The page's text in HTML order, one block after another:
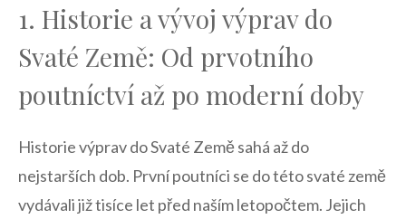
1. Historie a vývoj výprav⁣ do
Svaté Země: Od prvotního
poutníctví až po moderní doby
Historie výprav do Svaté Země sahá až do
nejstarších dob. První poutníci se do této svaté země
vydávali ⁢již ⁢tisíce let před naším letopočtem. Jejich